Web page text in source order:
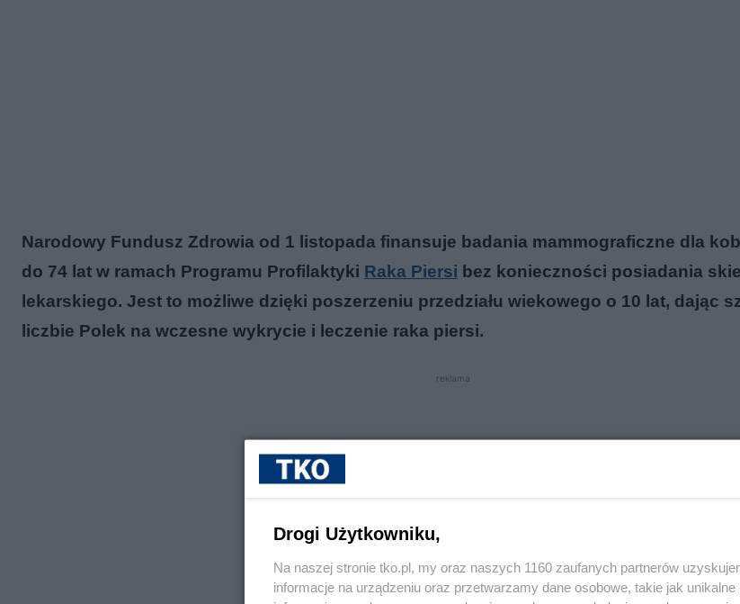
Narodowy Fundusz Zdrowia od 1 listopada finansuje badania mammograficzne dla
do 74 lat w ramach Programu Profilaktyki Raka Piersi bez konieczności posiadania
lekarskiego. Jest to możliwe dzięki poszerzeniu przedziału wiekowego o 10 lat, dając
liczbie Polek na wczesne wykrycie i leczenie raka piersi.
reklama
Drogi Użytkowniku,
Na naszej stronie tko.pl, my oraz naszych 1160 zaufanych partnerów
informacje na urządzeniu oraz przetwarzamy dane osobowe, takie jak